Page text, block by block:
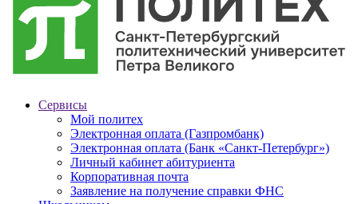
Сервисы
Мой политех
Электронная оплата (Газпромбанк)
Электронная оплата (Банк «Санкт-Петербург»)
Личный кабинет абитуриента
Корпоративная почта
Заявление на получение справки ФНС